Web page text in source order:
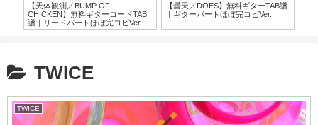
【天体観測／BUMP OF
CHICKEN】無料ギターコードTAB
譜｜リードパートほぼ完コピVer.
【曇天／DOES】無料ギターTAB譜
｜ギターパートほぼ完コピVer.
TWICE
TWICE